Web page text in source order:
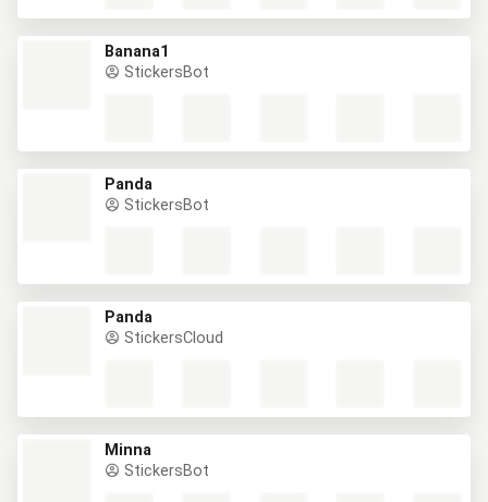
Banana1
StickersBot
Panda
StickersBot
Panda
StickersCloud
Minna
StickersBot